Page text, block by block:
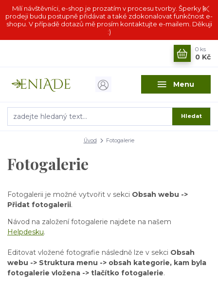
Milí návštěvníci, e-shop je prozatím v procesu tvorby. Šperky k
prodeji budu postupně přidávat a také zdokonalovat funkčnost e-
shopu. V případě dotazů mě prosím kontaktujte e-mailem. Děkuji
:)
Menu
Hledat
0 ks
0 Kč
Úvod Fotogalerie
Fotogalerie
Fotogalerii je možné vytvořit v sekci Obsah webu ->
Přidat fotogalerii.
Návod na založení fotogalerie najdete na našem
Helpdesku.
Editovat vložené fotografie následně lze v sekci Obsah
webu -> Struktura menu -> obsah kategorie, kam byla
fotogalerie vložena -> tlačítko fotogalerie.